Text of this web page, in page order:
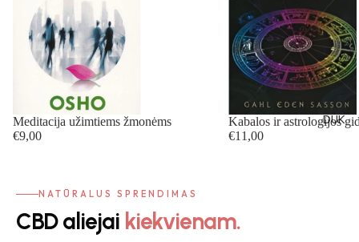
DUK
Meditacija užimtiems žmonėms
€9,00
Kabalos ir astrologijos
€11,00
NATŪRALUS SPRENDIMAS
CBD aliejai kiekvienam.